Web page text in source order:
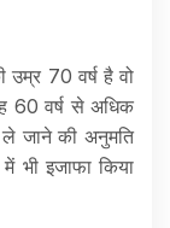
उम्र 70 वर्ष है वो
60 वर्ष से अधिक
जाने की अनुमति
भी इजाफा किया